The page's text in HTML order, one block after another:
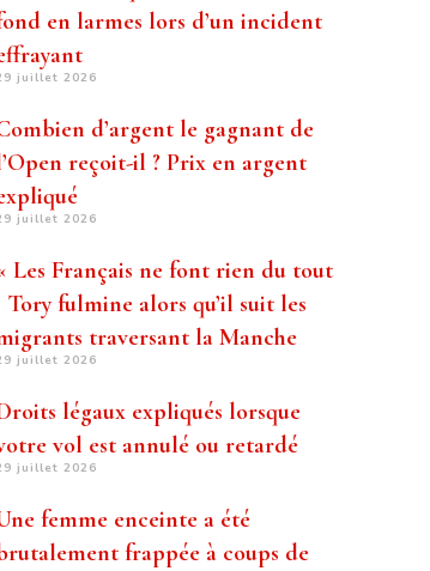
en larmes lors d’un incident
juillet 2026
d’argent le gagnant de
reçoit-il ? Prix ​​en argent
juillet 2026
Les Français ne font rien du tout
Tory fulmine alors qu’il suit les
traversant la Manche
juillet 2026
légaux expliqués lorsque
vol est annulé ou retardé
juillet 2026
femme enceinte a été
frappée à coups de